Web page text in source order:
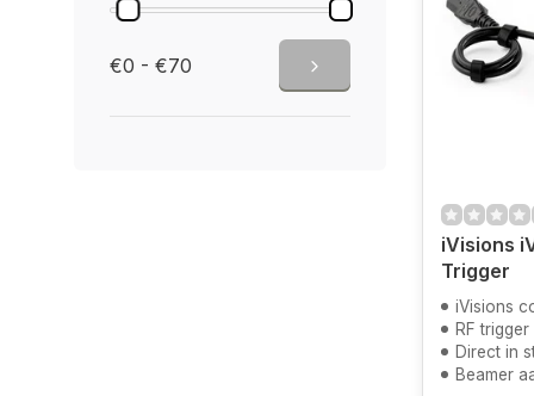
€0 - €70
iVisions
Trigger
iVisions
RF trigger
Direct in
Beamer